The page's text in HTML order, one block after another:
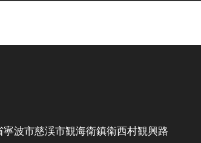
寧波市慈渓市観海衛鎮衛西村観興路